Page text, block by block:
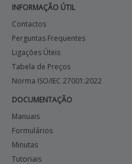
INFORMAÇÃO ÚTIL
Contactos
Perguntas Frequentes
Ligações Úteis
Tabela de Preços
Norma ISO/IEC 27001:2022
DOCUMENTAÇÃO
Manuais
Formulários
Minutas
Tutoriais